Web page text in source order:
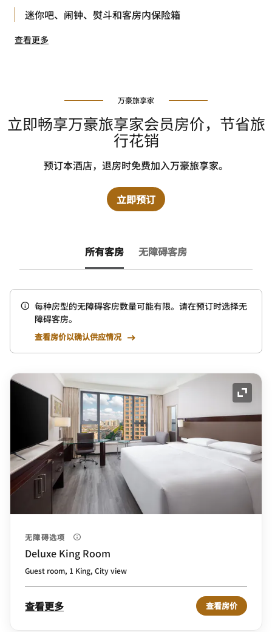
迷你吧、闹钟、熨斗和客房内保险箱
查看更多
万豪旅享家
立即畅享万豪旅享家会员房价，节省旅
行花销
预订本酒店，退房时免费加入万豪旅享家。
立即预订
所有客房 无障碍客房
每种房型的无障碍客房数量可能有限。请在预订时选择无
障碍客房。
查看房价以确认供应情况
展开
无障碍选项
Deluxe King Room
Guest room, 1 King, City view
查看更多 查看房价